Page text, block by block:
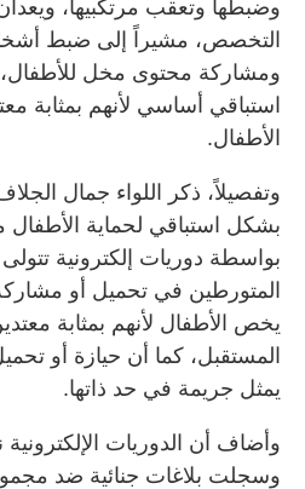
وضبطها وتعقب مرتكبيها،
التخصص، مشيراً إلى ضبط
ومشاركة محتوى مخل للأطفال،
استباقي أساسي لأنهم بمثابة
الأطفال.
وتفصيلاً، ذكر اللواء جمال
بشكل استباقي لحماية الأطفال
بواسطة دوريات إلكترونية
المتورطين في تحميل أو
يخص الأطفال لأنهم بمثابة
المستقبل، كما أن حيازة أو
يمثل جريمة في حد ذاتها.
وأضاف أن الدوريات
وسجلت بلاغات جنائية ضد